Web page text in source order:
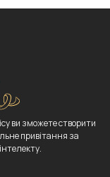
ви зможете створити
привітання за